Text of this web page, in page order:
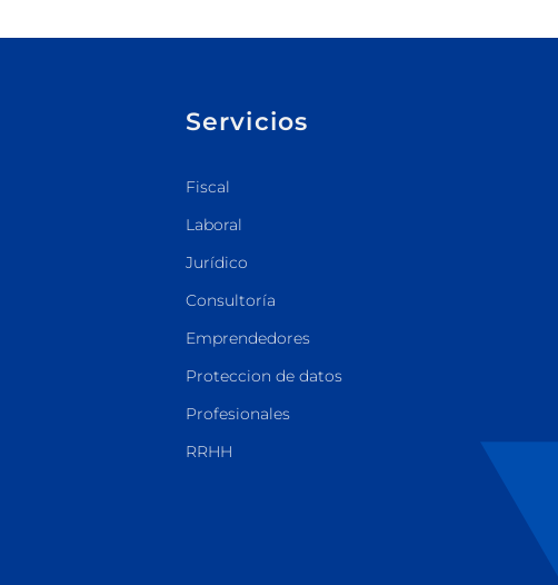
Servicios
Fiscal
Laboral
Jurídico
Consultoría
Emprendedores
Proteccion de datos
Profesionales
RRHH